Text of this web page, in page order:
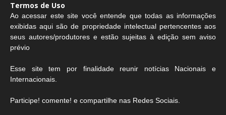
Termos de Uso
Ao acessar este site você entende que todas as informações
exibidas aqui são de propriedade intelectual pertencentes aos
seus autores/produtores e estão sujeitas à edição sem aviso
prévio
Esse site tem por finalidade reunir notícias Nacionais e
Internacionais.
Participe! comente! e compartilhe nas Redes Sociais.